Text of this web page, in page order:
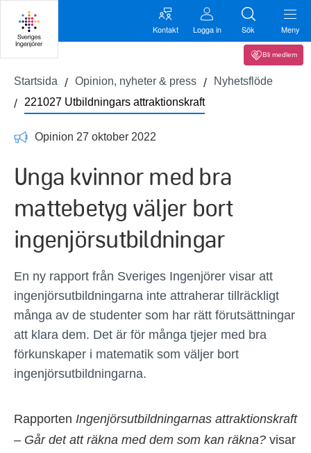
Kontakt Logga in Sök Meny
Bli medlem
Startsida Opinion, nyheter & press
Nyhetsflöde
221027 Utbildningars attraktionskraft
Opinion 27 oktober 2022
Unga kvinnor med bra
mattebetyg väljer bort
ingenjörsutbildningar
En ny rapport från Sveriges Ingenjörer visar att
ingenjörsutbildningarna inte attraherar tillräckligt
många av de studenter som har rätt förutsättningar
att klara dem. Det är för många tjejer med bra
förkunskaper i matematik som väljer bort
ingenjörsutbildningarna.
Rapporten Ingenjörsutbildningarnas attraktionskraft
– Går det att räkna med dem som kan räkna? visar